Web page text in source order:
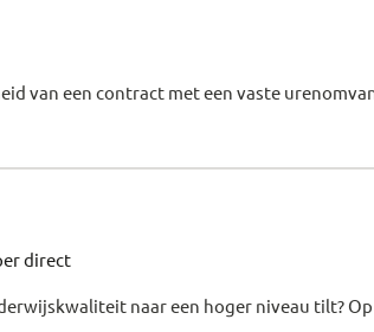
van een contract met een vaste
direct
naar een hoger niveau tilt? Op